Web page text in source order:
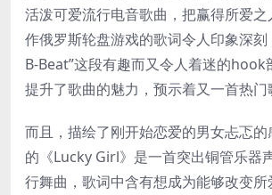
活泼可爱流行电音歌曲，把赢得所爱
作俄罗斯轮盘游戏的歌词令人印象深
B-Beat”这段有趣而又令人着迷的hook
提升了歌曲的魅力，预示着又一首热门
而且，描绘了刚开始恋爱的男女忐忑的
的《Lucky Girl》是一首突出铜管乐器
行舞曲，歌词中含有想成为能够改变